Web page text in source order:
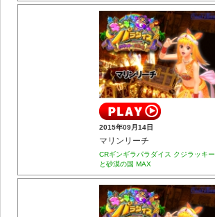
2015年09月14日
マリンリーチ
CRギンギラパラダイス クジラッキー
と砂漠の国 MAX